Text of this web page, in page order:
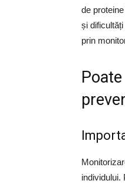
de
și
prin
individului.